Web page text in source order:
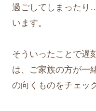
過ごしてしまったり
います。
そういったことで遅
は、ご家族の方が一
の向くものをチェッ